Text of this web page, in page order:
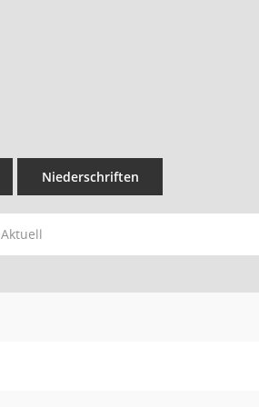
Niederschriften
Aktuell